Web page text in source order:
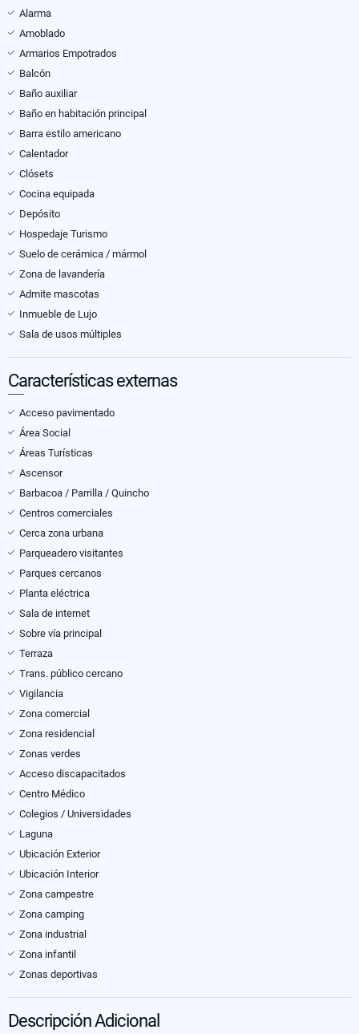
Alarma
Amoblado
Armarios Empotrados
Balcón
Baño auxiliar
Baño en habitación principal
Barra estilo americano
Calentador
Clósets
Cocina equipada
Depósito
Hospedaje Turismo
Suelo de cerámica / mármol
Zona de lavandería
Admite mascotas
Inmueble de Lujo
Sala de usos múltiples
Características externas
Acceso pavimentado
Área Social
Áreas Turísticas
Ascensor
Barbacoa / Parrilla / Quincho
Centros comerciales
Cerca zona urbana
Parqueadero visitantes
Parques cercanos
Planta eléctrica
Sala de internet
Sobre vía principal
Terraza
Trans. público cercano
Vigilancia
Zona comercial
Zona residencial
Zonas verdes
Acceso discapacitados
Centro Médico
Colegios / Universidades
Laguna
Ubicación Exterior
Ubicación Interior
Zona campestre
Zona camping
Zona industrial
Zona infantil
Zonas deportivas
Descripción Adicional